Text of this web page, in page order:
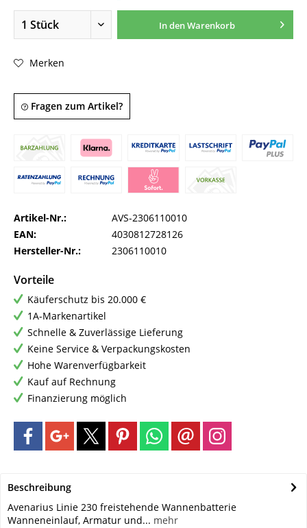
In denWarenkorb
Merken
Fragen zum Artikel?
Artikel-Nr.:
AVS-2306110010
EAN:
4030812728126
Hersteller-Nr.:
2306110010
Vorteile
Käuferschutz bis 20.000 €
1A-Markenartikel
Schnelle & Zuverlässige Lieferung
Keine Service & Verpackungskosten
Hohe Warenverfügbarkeit
Kauf auf Rechnung
Finanzierung möglich
Beschreibung
Avenarius Linie 230 freistehende Wannenbatterie
Wanneneinlauf, Armatur und... mehr